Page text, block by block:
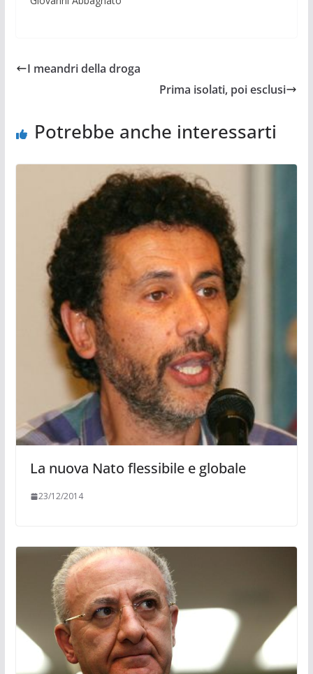
I meandri della droga
Prima isolati, poi esclusi
Potrebbe anche interessarti
La nuova Nato flessibile e globale
23/12/2014